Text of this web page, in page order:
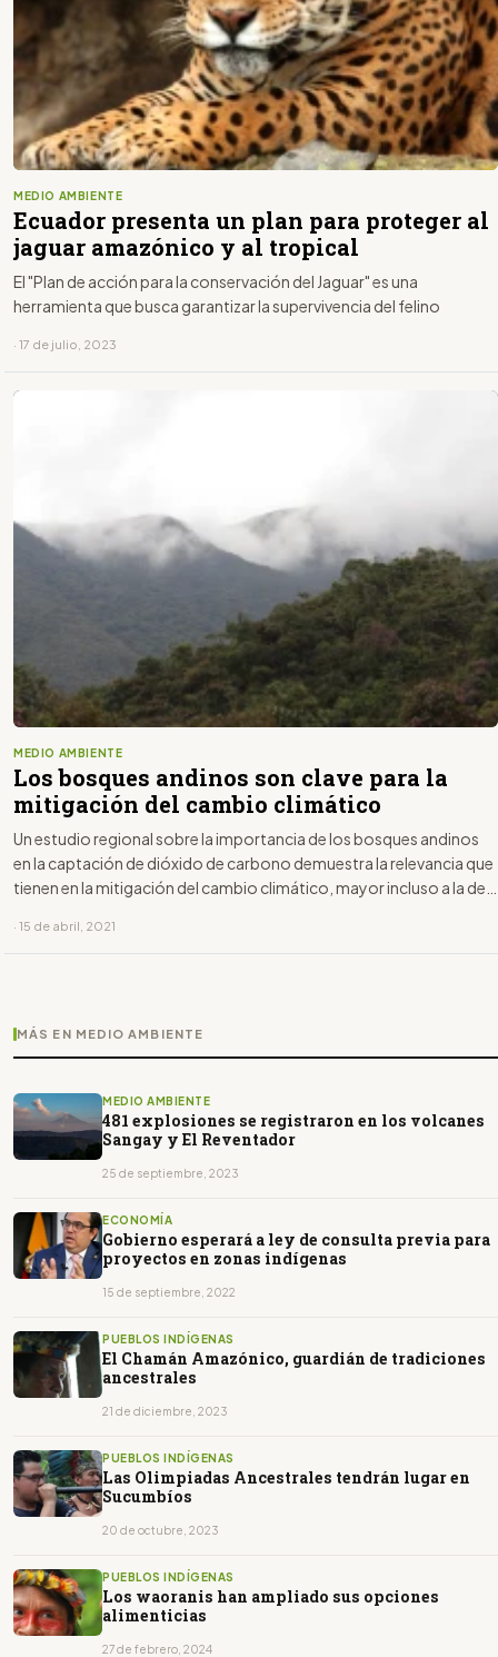
MEDIO AMBIENTE
Ecuador presenta un plan para proteger al
jaguar amazónico y al tropical
El "Plan de acción para la conservación del Jaguar" es una
herramienta que busca garantizar la supervivencia del felino
· 17 de julio, 2023
MEDIO AMBIENTE
Los bosques andinos son clave para la
mitigación del cambio climático
Un estudio regional sobre la importancia de los bosques andinos
en la captación de dióxido de carbono demuestra la relevancia que
tienen en la mitigación del cambio climático, mayor incluso a la de
· 15 de abril, 2021
MÁS EN MEDIO AMBIENTE
MEDIO AMBIENTE
481 explosiones se registraron en los volcanes
Sangay y El Reventador
25 de septiembre, 2023
ECONOMÍA
Gobierno esperará a ley de consulta previa para
proyectos en zonas indígenas
15 de septiembre, 2022
PUEBLOS INDÍGENAS
El Chamán Amazónico, guardián de tradiciones
ancestrales
21 de diciembre, 2023
PUEBLOS INDÍGENAS
Las Olimpiadas Ancestrales tendrán lugar en
Sucumbíos
20 de octubre, 2023
PUEBLOS INDÍGENAS
Los waoranis han ampliado sus opciones
alimenticias
27 de febrero, 2024